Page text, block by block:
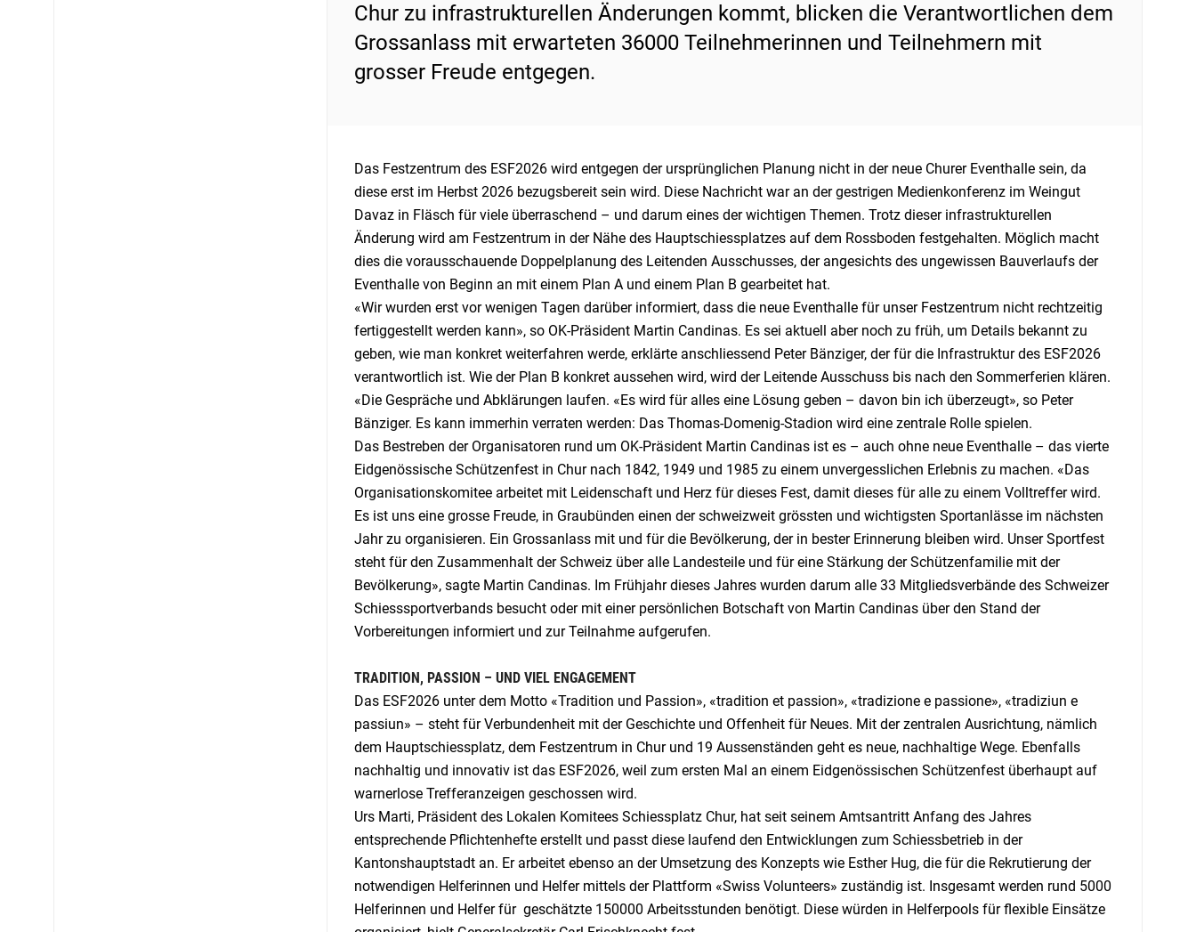
Chur zu infrastrukturellen Änderungen kommt, blicken die Verantwortlichen dem
Grossanlass mit erwarteten 36000 Teilnehmerinnen und Teilnehmern mit
grosser Freude entgegen.
Das Festzentrum des ESF2026 wird entgegen der ursprünglichen Planung nicht in der neue Churer Eventhalle sein, da
diese erst im Herbst 2026 bezugsbereit sein wird. Diese Nachricht war an der gestrigen Medienkonferenz im Weingut
Davaz in Fläsch für viele überraschend – und darum eines der wichtigen Themen. Trotz dieser infrastrukturellen
Änderung wird am Festzentrum in der Nähe des Hauptschiessplatzes auf dem Rossboden festgehalten. Möglich macht
dies die vorausschauende Doppelplanung des Leitenden Ausschusses, der angesichts des ungewissen Bauverlaufs der
Eventhalle von Beginn an mit einem Plan A und einem Plan B gearbeitet hat.
«Wir wurden erst vor wenigen Tagen darüber informiert, dass die neue Eventhalle für unser Festzentrum nicht rechtzeitig
fertiggestellt werden kann», so OK-Präsident Martin Candinas. Es sei aktuell aber noch zu früh, um Details bekannt zu
geben, wie man konkret weiterfahren werde, erklärte anschliessend Peter Bänziger, der für die Infrastruktur des ESF2026
verantwortlich ist. Wie der Plan B konkret aussehen wird, wird der Leitende Ausschuss bis nach den Sommerferien klären.
«Die Gespräche und Abklärungen laufen. «Es wird für alles eine Lösung geben – davon bin ich überzeugt», so Peter
Bänziger. Es kann immerhin verraten werden: Das Thomas-Domenig-Stadion wird eine zentrale Rolle spielen.
Das Bestreben der Organisatoren rund um OK-Präsident Martin Candinas ist es – auch ohne neue Eventhalle – das vierte
Eidgenössische Schützenfest in Chur nach 1842, 1949 und 1985 zu einem unvergesslichen Erlebnis zu machen. «Das
Organisationskomitee arbeitet mit Leidenschaft und Herz für dieses Fest, damit dieses für alle zu einem Volltreffer wird.
Es ist uns eine grosse Freude, in Graubünden einen der schweizweit grössten und wichtigsten Sportanlässe im nächsten
Jahr zu organisieren. Ein Grossanlass mit und für die Bevölkerung, der in bester Erinnerung bleiben wird. Unser Sportfest
steht für den Zusammenhalt der Schweiz über alle Landesteile und für eine Stärkung der Schützenfamilie mit der
Bevölkerung», sagte Martin Candinas. Im Frühjahr dieses Jahres wurden darum alle 33 Mitgliedsverbände des Schweizer
Schiesssportverbands besucht oder mit einer persönlichen Botschaft von Martin Candinas über den Stand der
Vorbereitungen informiert und zur Teilnahme aufgerufen.
TRADITION, PASSION – UND VIEL ENGAGEMENT
Das ESF2026 unter dem Motto «Tradition und Passion», «tradition et passion», «tradizione e passione», «tradiziun e
passiun» – steht für Verbundenheit mit der Geschichte und Offenheit für Neues. Mit der zentralen Ausrichtung, nämlich
dem Hauptschiessplatz, dem Festzentrum in Chur und 19 Aussenständen geht es neue, nachhaltige Wege. Ebenfalls
nachhaltig und innovativ ist das ESF2026, weil zum ersten Mal an einem Eidgenössischen Schützenfest überhaupt auf
warnerlose Trefferanzeigen geschossen wird.
Urs Marti, Präsident des Lokalen Komitees Schiessplatz Chur, hat seit seinem Amtsantritt Anfang des Jahres
entsprechende Pflichtenhefte erstellt und passt diese laufend den Entwicklungen zum Schiessbetrieb in der
Kantonshauptstadt an. Er arbeitet ebenso an der Umsetzung des Konzepts wie Esther Hug, die für die Rekrutierung der
notwendigen Helferinnen und Helfer mittels der Plattform «Swiss Volunteers» zuständig ist. Insgesamt werden rund 5000
Helferinnen und Helfer für geschätzte 150000 Arbeitsstunden benötigt. Diese würden in Helferpools für flexible Einsätze